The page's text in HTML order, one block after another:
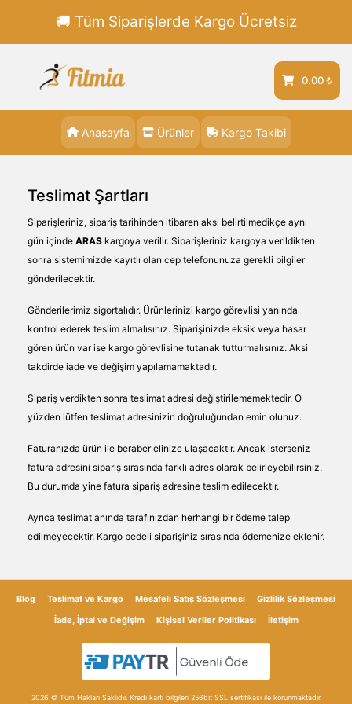
🚚 Tüm Siparişlerde Kargo Ücretsiz
0.00 ₺
Anasayfa Ürünler Kargo Takibi
Teslimat Şartları
Siparişleriniz, sipariş tarihinden itibaren aksi belirtilmedikçe aynı
gün içinde ARAS kargoya verilir. Siparişleriniz kargoya verildikten
sonra sistemimizde kayıtlı olan cep telefonunuza gerekli bilgiler
gönderilecektir.
Gönderilerimiz sigortalıdır. Ürünlerinizi kargo görevlisi yanında
kontrol ederek teslim almalısınız. Siparişinizde eksik veya hasar
gören ürün var ise kargo görevlisine tutanak tutturmalısınız. Aksi
takdirde iade ve değişim yapılamamaktadır.
Sipariş verdikten sonra teslimat adresi değiştirilememektedir. O
yüzden lütfen teslimat adresinizin doğruluğundan emin olunuz.
Faturanızda ürün ile beraber elinize ulaşacaktır. Ancak isterseniz
fatura adresini sipariş sırasında farklı adres olarak belirleyebilirsiniz.
Bu durumda yine fatura sipariş adresine teslim edilecektir.
Ayrıca teslimat anında tarafınızdan herhangi bir ödeme talep
edilmeyecektir. Kargo bedeli siparişiniz sırasında ödemenize eklenir.
numarasını ve şube adresini içeren bir haber formu bırakacaktır.
Size bırakılan telefon numarasından kargo firması ile bağlantıya
geçip kargonuzu kargo firması adresinden teslim alabilirisiniz.
Blog Teslimat ve Kargo Mesafeli Satış Sözleşmesi
Gizlilik Sözleşmesi
İade, İptal ve Değişim
Kişisel Veriler Politikası İletişim
2026 © Tüm Hakları Saklıdır. Kredi kartı bilgileri 256bit SSL sertifikası ile korunmaktadır.